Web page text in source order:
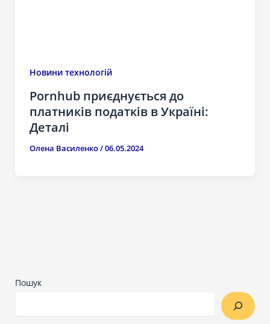
Новини технологій
Pornhub приєднується до
платників податків в Україні:
Деталі
Олена Василенко/06.05.2024
Пошук